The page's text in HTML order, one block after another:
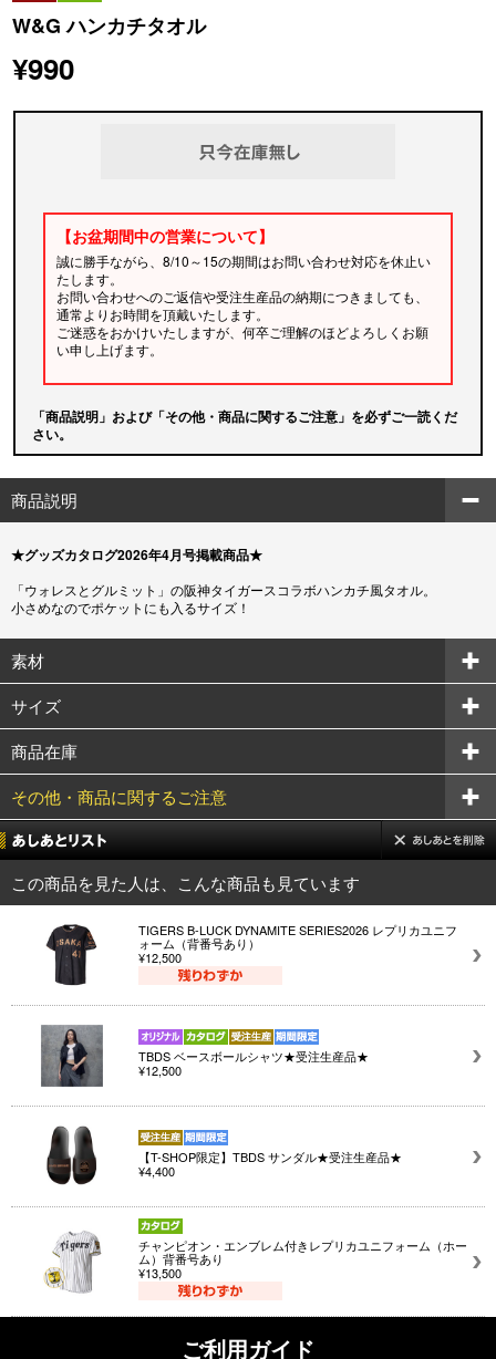
W&G ハンカチタオル
¥990
【お盆期間中の営業について】
誠に勝手ながら、8/10～15の期間はお問い合わせ対応を休止い
たします。
お問い合わせへのご返信や受注生産品の納期につきましても、
通常よりお時間を頂戴いたします。
ご迷惑をおかけいたしますが、何卒ご理解のほどよろしくお願
い申し上げます。
「商品説明」および「その他・商品に関するご注意」を必ずご一読くだ
さい。
商品説明
★グッズカタログ2026年4月号掲載商品★
「ウォレスとグルミット」の阪神タイガースコラボハンカチ風タオル。
小さめなのでポケットにも入るサイズ！
素材
サイズ
商品在庫
その他・商品に関するご注意
この商品を見た人は、こんな商品も見ています
TIGERS B-LUCK DYNAMITE SERIES2026 レプリカユニフ
ォーム（背番号あり）
¥12,500
TBDS ベースボールシャツ★受注生産品★
¥12,500
【T-SHOP限定】TBDS サンダル★受注生産品★
¥4,400
チャンピオン・エンブレム付きレプリカユニフォーム（ホー
ム）背番号あり
¥13,500
ご利用ガイド